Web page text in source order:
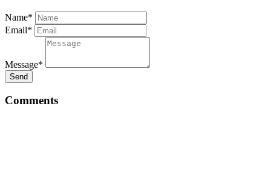
Name*
Email*
Message*
Send
Comments